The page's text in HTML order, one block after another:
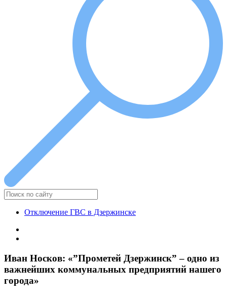
Отключение ГВС в Дзержинске
Иван Носков: «”Прометей Дзержинск” – одно из
важнейших коммунальных предприятий нашего
города»